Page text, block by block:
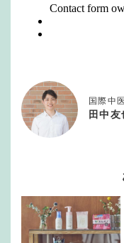
国際中
田中友